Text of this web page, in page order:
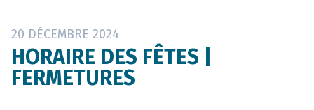
20 DÉCEMBRE 2024
HORAIRE DES FÊTES |
FERMETURES